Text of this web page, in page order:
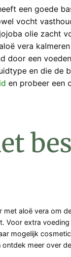
een goede
vocht
olie zacht
vera
door een
en die de
en probeer een
met aloë vera om
Voor extra voeding
mogelijk
ontdek meer over